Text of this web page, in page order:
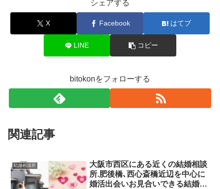
シェアする
X Facebook はてブ
LINE コピー
bitokonをフォローする
関連記事
結婚相談所
大阪市西区にある近くの結婚相談
所.肥後橋､西心斎橋近辺を中心に
婚活出会いお見合いできる結婚相